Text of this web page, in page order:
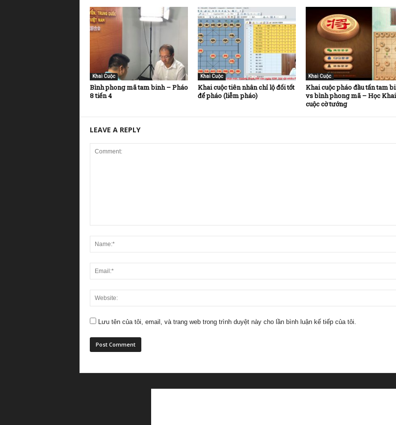
Khai Cuộc
Bình phong mã tam binh – Pháo
8 tiến 4
Khai Cuộc
Khai cuộc tiên nhân chỉ lộ đối tốt
để pháo (liễm pháo)
Khai Cuộc
Khai cuộc pháo đầu tấn tam
vs bình phong mã – Học Khai
cuộc cờ tướng
LEAVE A REPLY
Lưu tên của tôi, email, và trang web trong trình duyệt này cho lần bình luận kế tiếp của tôi.